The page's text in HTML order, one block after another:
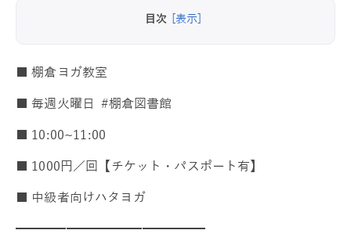
目次 [表示]
■ 棚倉ヨガ教室
■ 毎週火曜日 #棚倉図書館
■ 10:00~11:00
■ 1000円／回【チケット・パスポート有】
■ 中級者向けハタヨガ
━━━━━━━━━━━━━━━